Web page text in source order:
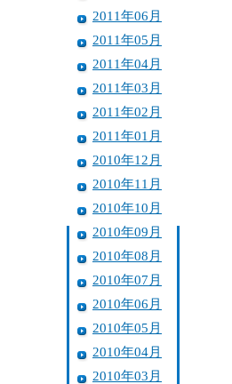
2011年06月
2011年05月
2011年04月
2011年03月
2011年02月
2011年01月
2010年12月
2010年11月
2010年10月
2010年09月
2010年08月
2010年07月
2010年06月
2010年05月
2010年04月
2010年03月